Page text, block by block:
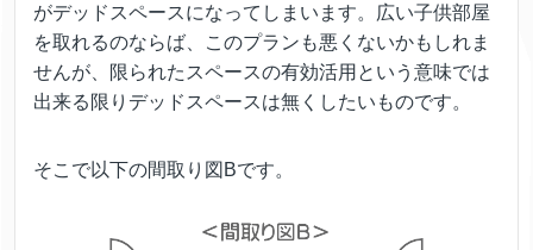
がデッドスペースになってしまいます。広い子供部屋
を取れるのならば、このプランも悪くないかもしれま
せんが、限られたスペースの有効活用という意味では
出来る限りデッドスペースは無くしたいものです。
そこで以下の間取り図Bです。